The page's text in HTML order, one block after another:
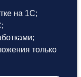
на 1С;
только